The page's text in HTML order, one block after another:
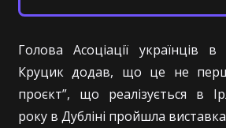
Голова Асоціації українців
Круцик додав, що це не
проєкт”, що реалізується в
року в Дубліні пройшла